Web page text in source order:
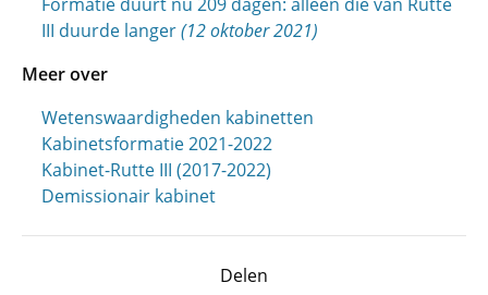
III duurde langer(12 oktober 2021)
Meer over
Wetenswaardigheden kabinetten
Kabinetsformatie 2021-2022
Kabinet-Rutte III (2017-2022)
Demissionair kabinet
Delen